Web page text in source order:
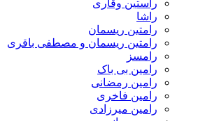
راستین وقاری
راشا
رامتین ریسمان
رامتین ریسمان و مصطفی باقری
رامسز
رامین بی باک
رامین رمضانی
رامین فاخری
رامین میرزادی